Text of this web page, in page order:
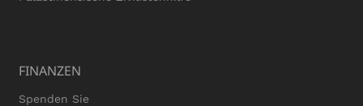
FINANZEN
Spenden Sie